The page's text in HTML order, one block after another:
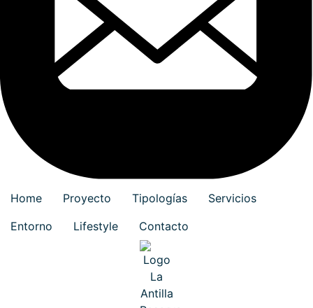
Home Proyecto Tipologías
Servicios
Entorno
Lifestyle Contacto